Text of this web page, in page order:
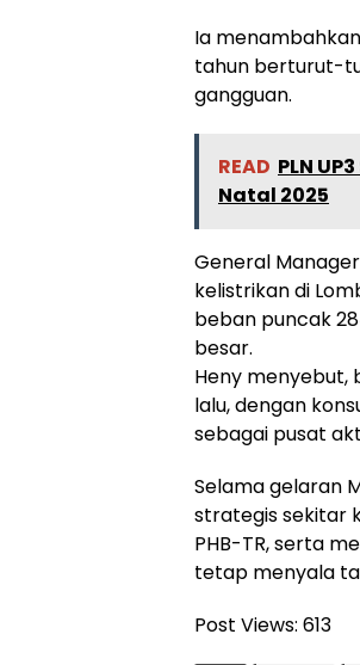
Ia
tahun berturut-
gangguan.
READ PLN
Natal 2025
General
kelistrikan di
beban puncak
besar.
Heny menyebut,
lalu, dengan
sebagai pusat
Selama gelaran
strategis sekitar
PHB-TR, serta
tetap menyala
Post Views: 613